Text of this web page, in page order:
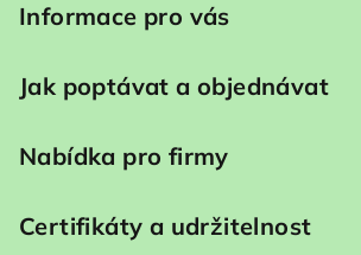
Informace pro vás
Jak poptávat a objednávat
Nabídka pro firmy
Certifikáty a udržitelnost